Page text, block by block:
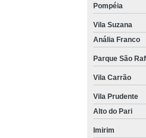
Pompéia
Vila Suzana
Anália Franco
Parque São
Vila Carrão
Vila Prudente
Alto do Pari
Imirim